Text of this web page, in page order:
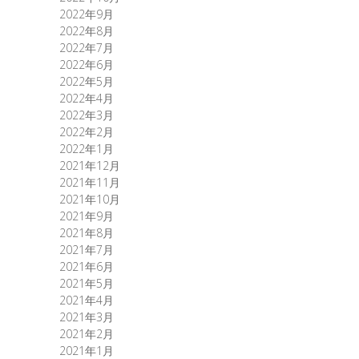
2022年9月
2022年8月
2022年7月
2022年6月
2022年5月
2022年4月
2022年3月
2022年2月
2022年1月
2021年12月
2021年11月
2021年10月
2021年9月
2021年8月
2021年7月
2021年6月
2021年5月
2021年4月
2021年3月
2021年2月
2021年1月